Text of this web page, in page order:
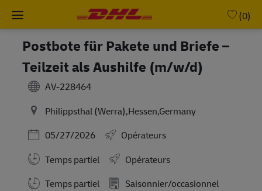
(0)
Postbote für Pakete und Briefe –
Teilzeit als Aushilfe (m/w/d)
AV-228464
Philippsthal (Werra),Hessen,Germany
Posted Date
05/27/2026
Opérateurs
Temps partiel
Opérateurs
Working Hours
Temps partiel
Saisonnier/occasionnel